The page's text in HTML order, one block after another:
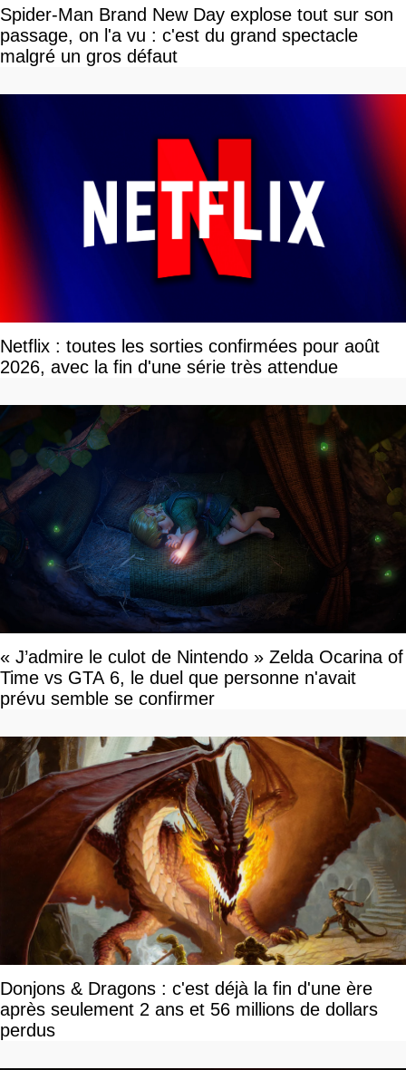
Spider-Man Brand New Day explose tout sur son
passage, on l'a vu : c'est du grand spectacle
malgré un gros défaut
Netflix : toutes les sorties confirmées pour août
2026, avec la fin d'une série très attendue
« J’admire le culot de Nintendo » Zelda Ocarina of
Time vs GTA 6, le duel que personne n'avait
prévu semble se confirmer
Donjons & Dragons : c'est déjà la fin d'une ère
après seulement 2 ans et 56 millions de dollars
perdus